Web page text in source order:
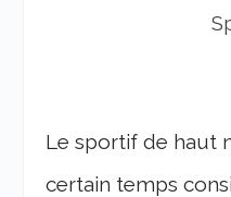
Le sportif de haut
certain temps